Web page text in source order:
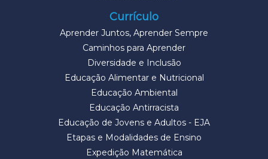
Currículo
Aprender Juntos, Aprender Sempre
Caminhos para Aprender
Diversidade e Inclusão
Educação Alimentar e Nutricional
Educação Ambiental
Educação Antirracista
Educação de Jovens e Adultos - EJA
Etapas e Modalidades de Ensino
Expedição Matemática